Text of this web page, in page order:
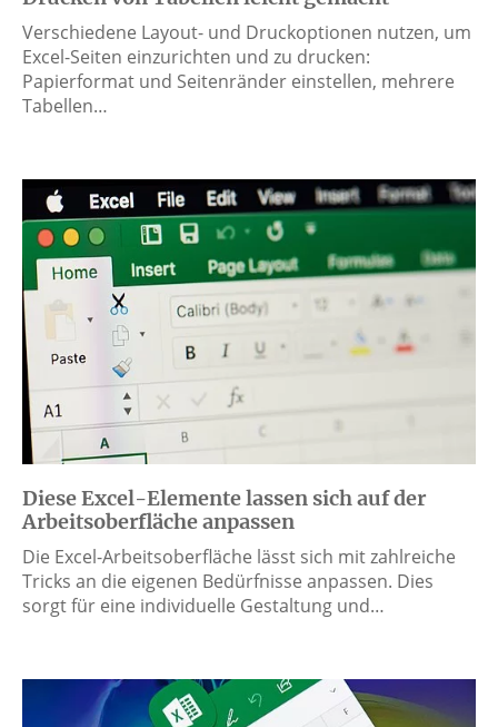
Verschiedene Layout- und Druckoptionen nutzen, um
Excel-Seiten einzurichten und zu drucken:
Papierformat und Seitenränder einstellen, mehrere
Tabellen…
Diese Excel-Elemente lassen sich auf der
Arbeitsoberfläche anpassen
Die Excel-Arbeitsoberfläche lässt sich mit zahlreiche
Tricks an die eigenen Bedürfnisse anpassen. Dies
sorgt für eine individuelle Gestaltung und…